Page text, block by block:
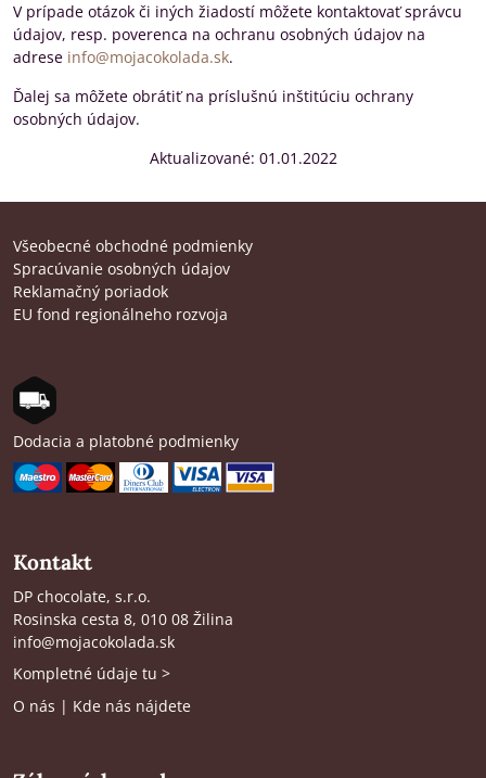
V prípade otázok či iných žiadostí môžete kontaktovať správcu
údajov, resp. poverenca na ochranu osobných údajov na
adrese info@mojacokolada.sk.
Ďalej sa môžete obrátiť na príslušnú inštitúciu ochrany
osobných údajov.
Aktualizované: 01.01.2022
Všeobecné obchodné podmienky
Spracúvanie osobných údajov
Reklamačný poriadok
EU fond regionálneho rozvoja
Dodacia a platobné podmienky
Kontakt
DP chocolate, s.r.o.
Rosinska cesta 8, 010 08 Žilina
info@mojacokolada.sk
Kompletné údaje tu >
O nás | Kde nás nájdete